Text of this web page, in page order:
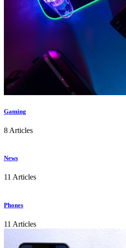
Gaming
8 Articles
News
11 Articles
Phones
11 Articles